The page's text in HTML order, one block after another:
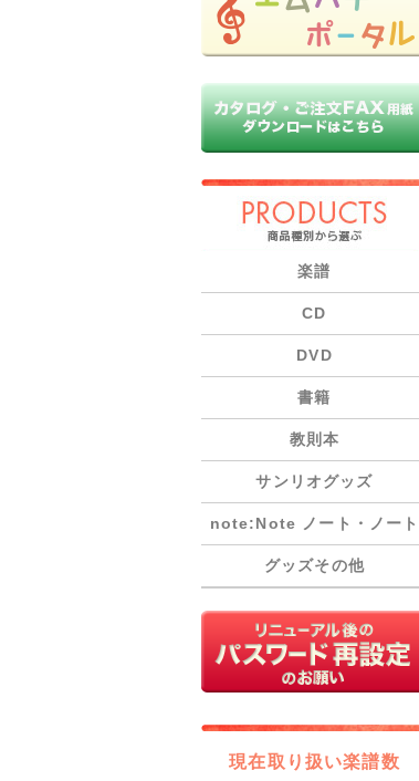
楽譜
CD
DVD
書籍
教則本
サンリオグッズ
note:Note ノート・ノート
グッズその他
現在取り扱い楽譜数